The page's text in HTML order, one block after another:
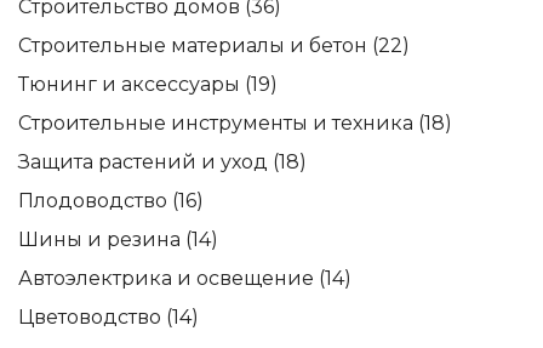
Строительство домов (36)
Строительные материалы и бетон (22)
Тюнинг и аксессуары (19)
Строительные инструменты и техника (18)
Защита растений и уход (18)
Плодоводство (16)
Шины и резина (14)
Автоэлектрика и освещение (14)
Цветоводство (14)